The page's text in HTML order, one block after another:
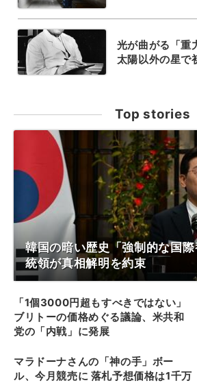
光が曲がる「重
太陽以外の星で
Top stories
韓国の暗い歴史「強制的な国
統領が真相解明を約束
「1個3000円超もすべきではない」
ブリトーの価格めぐる議論、米共和
党の「内戦」に発展
マラドーナさんの「神の手」ボー
ル、今月競売に 落札予想価格は1千万